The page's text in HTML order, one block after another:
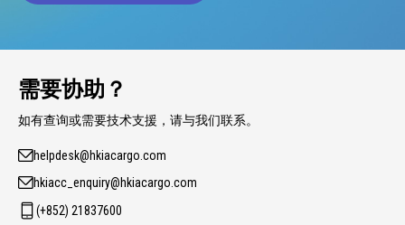
需要协助？
如有查询或需要技术支援，请与我们联系。
helpdesk@hkiacargo.com
hkiacc_enquiry@hkiacargo.com
(+852) 21837600